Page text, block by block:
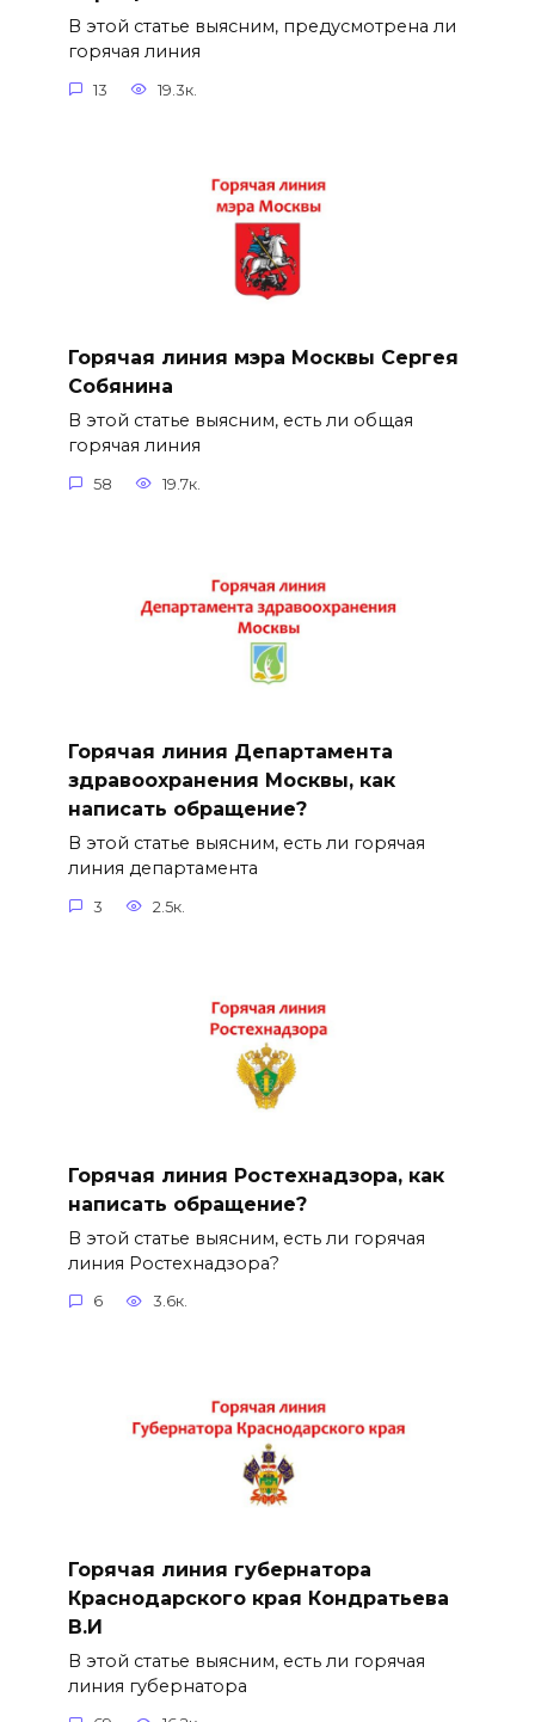
В этой статье выясним, предусмотрена ли
горячая линия
13 19.3к.
Горячая линия мэра Москвы Сергея
Собянина
В этой статье выясним, есть ли общая
горячая линия
58 19.7к.
Горячая линия Департамента
здравоохранения Москвы, как
написать обращение?
В этой статье выясним, есть ли горячая
линия департамента
3 2.5к.
Горячая линия Ростехнадзора, как
написать обращение?
В этой статье выясним, есть ли горячая
линия Ростехнадзора?
6 3.6к.
Горячая линия губернатора
Краснодарского края Кондратьева
В.И
В этой статье выясним, есть ли горячая
линия губернатора